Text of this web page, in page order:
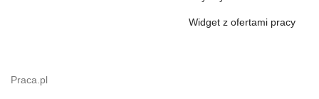
Widget z ofertami pracy
Praca.pl